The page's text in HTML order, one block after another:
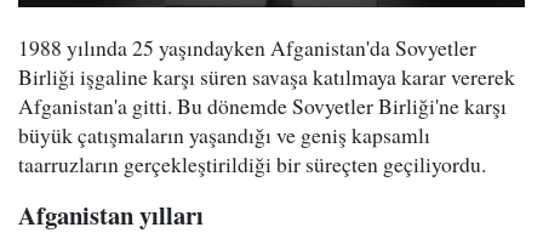
1988 yılında 25 yaşındayken Afganistan'da Sovyetler
Birliği işgaline karşı süren savaşa katılmaya karar vererek
Afganistan'a gitti. Bu dönemde Sovyetler Birliği'ne karşı
büyük çatışmaların yaşandığı ve geniş kapsamlı
taarruzların gerçekleştirildiği bir süreçten geçiliyordu.
Afganistan yılları